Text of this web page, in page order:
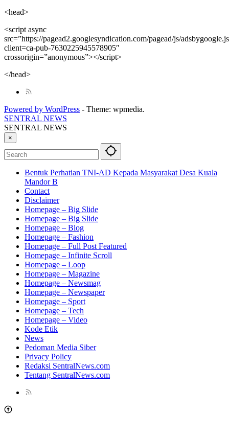
<head>
<script async
src=”https://pagead2.googlesyndication.com/pagead/js/
client=ca-pub-7630225945578905″
crossorigin=”anonymous”></script>
</head>
Powered by WordPress - Theme: wpmedia.
SENTRAL NEWS
SENTRAL NEWS
×
Bentuk Perhatian TNI-AD Kepada Masyarakat Desa Kuala
Mandor B
Contact
Disclaimer
Homepage – Big Slide
Homepage – Big Slide
Homepage – Blog
Homepage – Fashion
Homepage – Full Post Featured
Homepage – Infinite Scroll
Homepage – Loop
Homepage – Magazine
Homepage – Newsmag
Homepage – Newspaper
Homepage – Sport
Homepage – Tech
Homepage – Video
Kode Etik
News
Pedoman Media Siber
Privacy Policy
Redaksi SentralNews.com
Tentang SentralNews.com